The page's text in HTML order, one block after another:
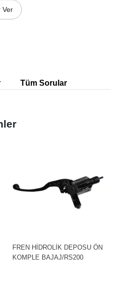
Ver
Tüm Sorular
FREN HİDROLİK DEPOSU ÖN
KOMPLE BAJAJ/RS200